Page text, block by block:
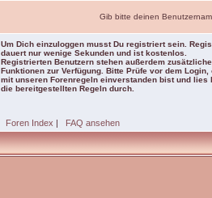
Gib bitte deinen
Um Dich einzuloggen musst Du registriert sein.
dauert nur wenige Sekunden und ist kostenlos.
Registrierten Benutzern stehen außerdem zusätzliche
Funktionen zur Verfügung. Bitte Prüfe vor dem Login,
mit unseren Forenregeln einverstanden bist und lies
die bereitgestellten Regeln durch.
Foren Index | FAQ ansehen